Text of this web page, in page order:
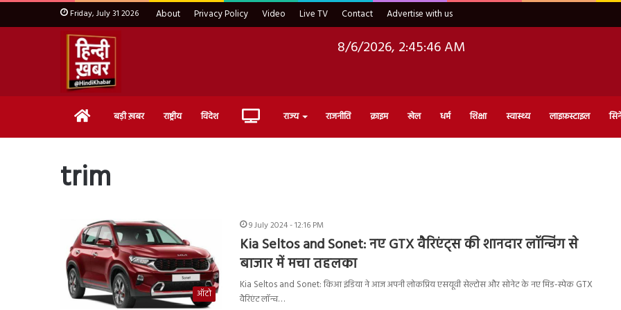
Friday, July 31 2026 About Privacy Policy Video Live TV Contact Advertise with us
8/6/2026, 2:45:46 AM
Home बड़ी ख़बर राष्ट्रीय विदेश Live राज्य राजनीति क्राइम खेल धर्म शिक्षा स्वास्थ्य लाइफ़स्टाइल
trim
ऑटो
9 July 2024 - 12:16 PM
Kia Seltos and Sonet: नए GTX वैरिएंट्स की शानदार लॉन्चिंग से
बाजार में मचा तहलका
Kia Seltos and Sonet: किआ इंडिया ने आज अपनी लोकप्रिय एसयूवी सेल्टोस और सोनेट के नए मिड-स्पेक GTX
वैरिएंट लॉन्च…